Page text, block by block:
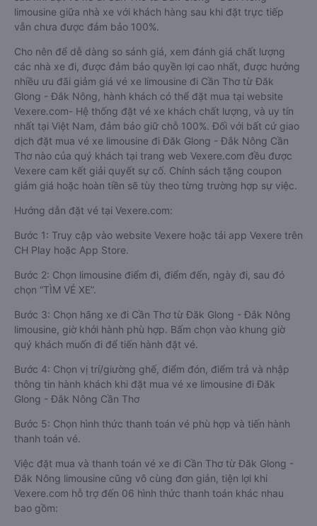
limousine giữa nhà xe với khách hàng sau khi đặt trực tiếp
vẫn chưa được đảm bảo 100%.
Cho nên để dễ dàng so sánh giá, xem đánh giá chất lượng
các nhà xe đi, được đảm bảo quyền lợi cao nhất, được hưởng
nhiều ưu đãi giảm giá vé xe limousine đi Cần Thơ từ Đăk
Glong - Đắk Nông, hành khách có thể đặt mua tại website
Vexere.com- Hệ thống đặt vé xe khách chất lượng, và uy tín
nhất tại Việt Nam, đảm bảo giữ chỗ 100%. Đối với bất cứ giao
dịch đặt mua vé xe limousine đi Đăk Glong - Đắk Nông Cần
Thơ nào của quý khách tại trang web Vexere.com đều được
Vexere cam kết giải quyết sự cố. Chính sách tặng coupon
giảm giá hoặc hoàn tiền sẽ tùy theo từng trường hợp sự việc.
Hướng dẫn đặt vé tại Vexere.com:
Bước 1: Truy cập vào website Vexere hoặc tải app Vexere trên
CH Play hoặc App Store.
Bước 2: Chọn limousine điểm đi, điểm đến, ngày đi, sau đó
chọn “TÌM VÉ XE”.
Bước 3: Chọn hãng xe đi Cần Thơ từ Đăk Glong - Đắk Nông
limousine, giờ khởi hành phù hợp. Bấm chọn vào khung giờ
quý khách muốn đi để tiến hành đặt vé.
Bước 4: Chọn vị trí/giường ghế, điểm đón, điểm trả và nhập
thông tin hành khách khi đặt mua vé xe limousine đi Đăk
Glong - Đắk Nông Cần Thơ
Bước 5: Chọn hình thức thanh toán vé phù hợp và tiến hành
thanh toán vé.
Việc đặt mua và thanh toán vé xe đi Cần Thơ từ Đăk Glong -
Đắk Nông limousine cũng vô cùng đơn giản, tiện lợi khi
Vexere.com hỗ trợ đến 06 hình thức thanh toán khác nhau
bao gồm: